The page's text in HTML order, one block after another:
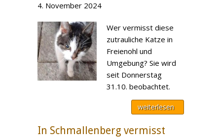
4. November 2024
Wer vermisst diese
zutrauliche Katze in
Freienohl und
Umgebung? Sie wird
seit Donnerstag
31.10. beobachtet.
weiterlesen
In Schmallenberg vermisst